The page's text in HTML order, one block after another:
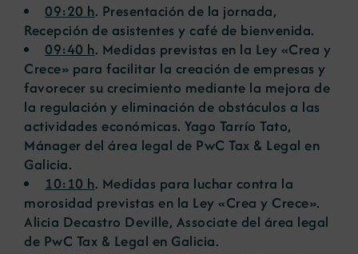
09:20 h. Presentación de la jornada,
Recepción de asistentes y café de bienvenida.
09:40 h. Medidas previstas en la Ley «Crea y
Crece» para facilitar la creación de empresas y
favorecer su crecimiento mediante la mejora de
la regulación y eliminación de obstáculos a las
actividades económicas. Yago Tarrío Tato,
Mánager del área legal de PwC Tax & Legal en
Galicia.
10:10 h. Medidas para luchar contra la
morosidad previstas en la Ley «Crea y Crece».
Alicia Decastro Deville, Associate del área legal
de PwC Tax & Legal en Galicia.